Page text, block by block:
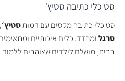
סט כלי כתיבה סטיץ׳
סט כלי כתיבה מקסים עם דמותסטיץ׳
סרגלומחדד. כלים איכותיים
בבית, מושלם לילדים שאוהבים ללמוד